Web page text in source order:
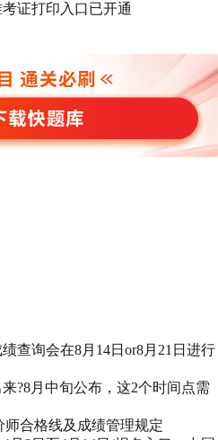
证打印入口已开通
查询会在8月14日or8月21日进行
?8月中旬公布，这2个时间点需
师合格线及成绩管理规定